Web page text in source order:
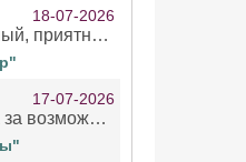
18-07-2026
Голос чтеца нормальный, приятный тембр. Мне очень понравилось озвучивание рассказа. Очень странный отзыв Надежды. Может у неё что-то с нервами?
17-07-2026
Я конечно благодарна за возможность бесплатно слушать книги даже новинки , но чтение этой книги просто ужасно